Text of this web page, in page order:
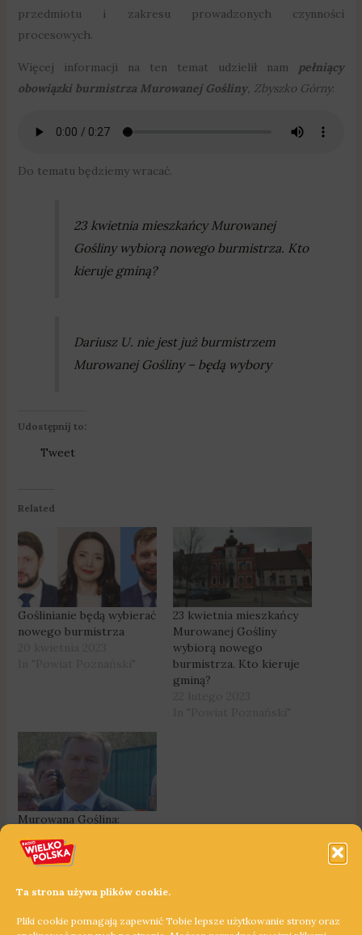
Ta strona używa plików cookie.
Pliki cookie pomagają zapewnić Tobie lepsze użytkowanie strony oraz
przedmiotu i zakresu prowadzonych czynności
procesowych.
Więcej informacji na ten temat udzielił nam pełniący
obowiązki burmistrza Murowanej Gośliny, Zbyszko Górny:
Do tematu będziemy wracać.
23 kwietnia mieszkańcy Murowanej
Gośliny wybiorą nowego burmistrza. Kto
kieruje gminą?
Dariusz U. nie jest już burmistrzem
Murowanej Gośliny – będą wybory
Udostępnij to:
Tweet
Related
Goślinianie będą wybierać
nowego burmistrza
23 kwietnia mieszkańcy
Murowanej Gośliny
wybiorą nowego
burmistrza. Kto kieruje
gminą?
Murowana Goślina:
Zbyszko Górny
przestanie kierować
gminą
In "Powiat Poznański"